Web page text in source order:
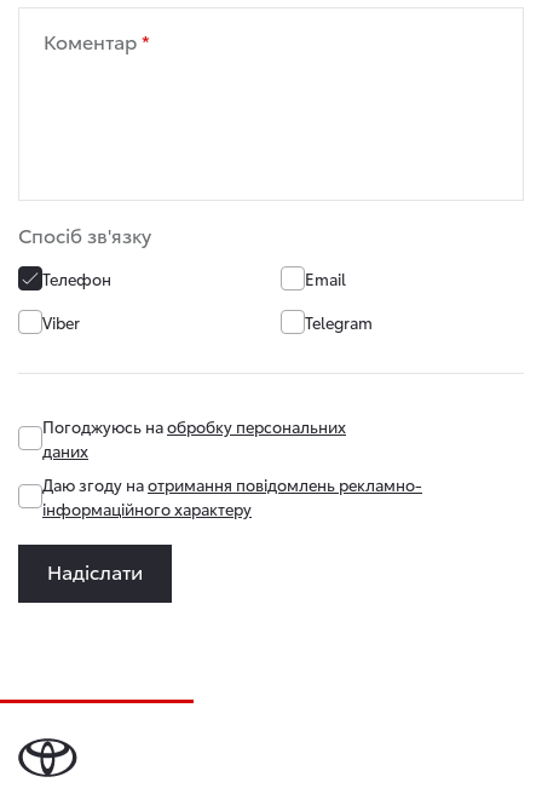
Коментар
Спосіб зв'язку
Телефон
Email
Viber
Telegram
Погоджуюсь наобробку персональних
даних
Даю згоду наотримання повідомлень рекламно-
інформаційного характеру
Надіслати